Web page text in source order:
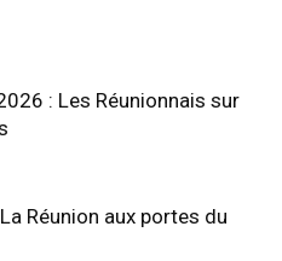
: Les Réunionnais sur
Réunion aux portes du